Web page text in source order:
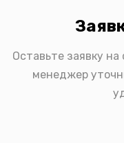
Оставьте заявку
менеджер